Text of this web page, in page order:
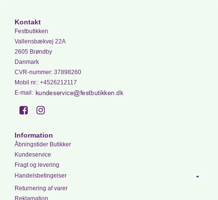
Kontakt
Festbutikken
Vallensbækvej 22A
2605 Brøndby
Danmark
CVR-nummer: 37898260
Mobil nr.: +4526212117
E-mail :
Information
Åbningstider Butikker
Kundeservice
Fragt og levering
Handelsbetingelser
Returnering af varer
Reklamation